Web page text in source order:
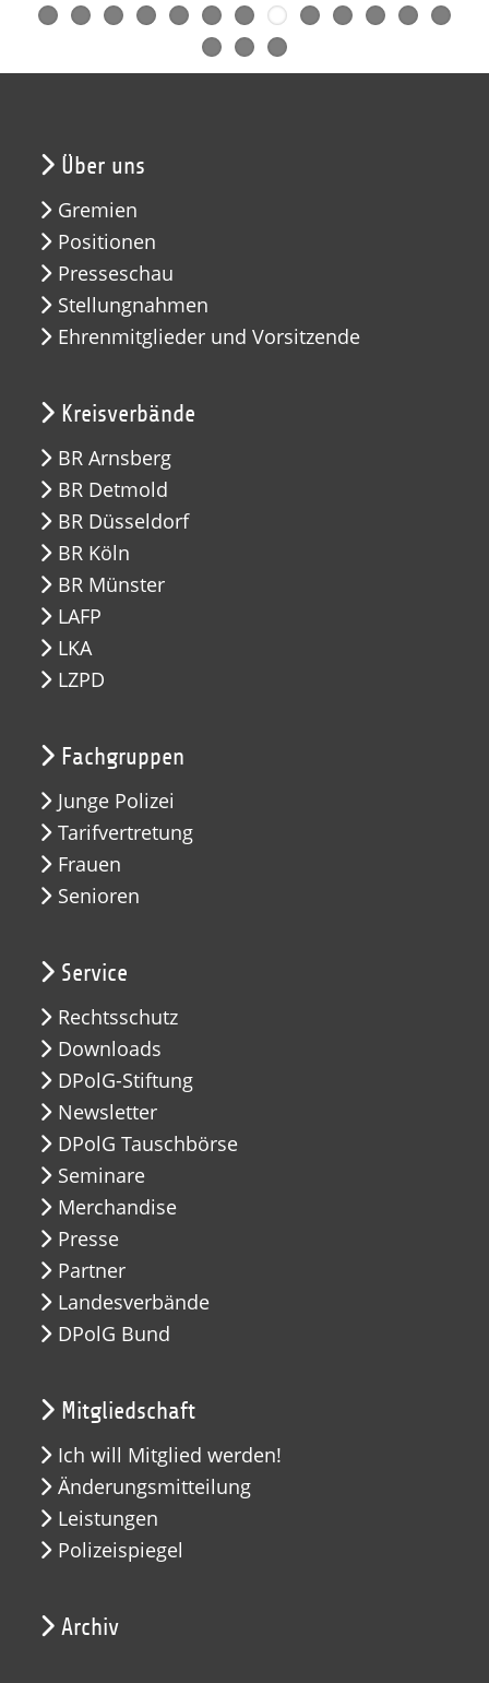
Über uns
Gremien
Positionen
Presseschau
Stellungnahmen
Ehrenmitglieder und Vorsitzende
Kreisverbände
BR Arnsberg
BR Detmold
BR Düsseldorf
BR Köln
BR Münster
LAFP
LKA
LZPD
Fachgruppen
Junge Polizei
Tarifvertretung
Frauen
Senioren
Service
Rechtsschutz
Downloads
DPolG-Stiftung
Newsletter
DPolG Tauschbörse
Seminare
Merchandise
Presse
Partner
Landesverbände
DPolG Bund
Mitgliedschaft
Ich will Mitglied werden!
Änderungsmitteilung
Leistungen
Polizeispiegel
Archiv